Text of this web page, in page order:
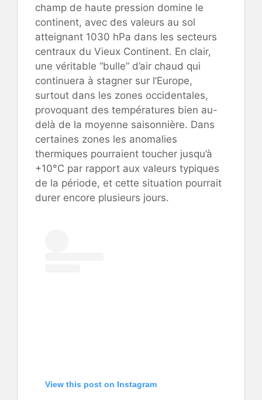
champ de haute pression domine le
continent, avec des valeurs au sol
atteignant 1030 hPa dans les secteurs
centraux du Vieux Continent. En clair,
une véritable “bulle” d’air chaud qui
continuera à stagner sur l’Europe,
surtout dans les zones occidentales,
provoquant des températures bien au-
delà de la moyenne saisonnière. Dans
certaines zones les anomalies
thermiques pourraient toucher jusqu’à
+10°C par rapport aux valeurs typiques
de la période, et cette situation pourrait
durer encore plusieurs jours.
View this post on Instagram